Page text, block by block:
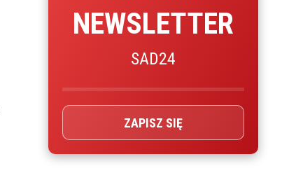
NEWSLETTER
SAD24
ZAPISZ SIĘ